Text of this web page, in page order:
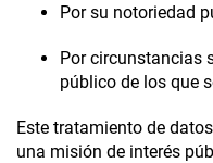
Por su notoriedad
Por circunstancias
público de los que
Este tratamiento de
una misión de interés